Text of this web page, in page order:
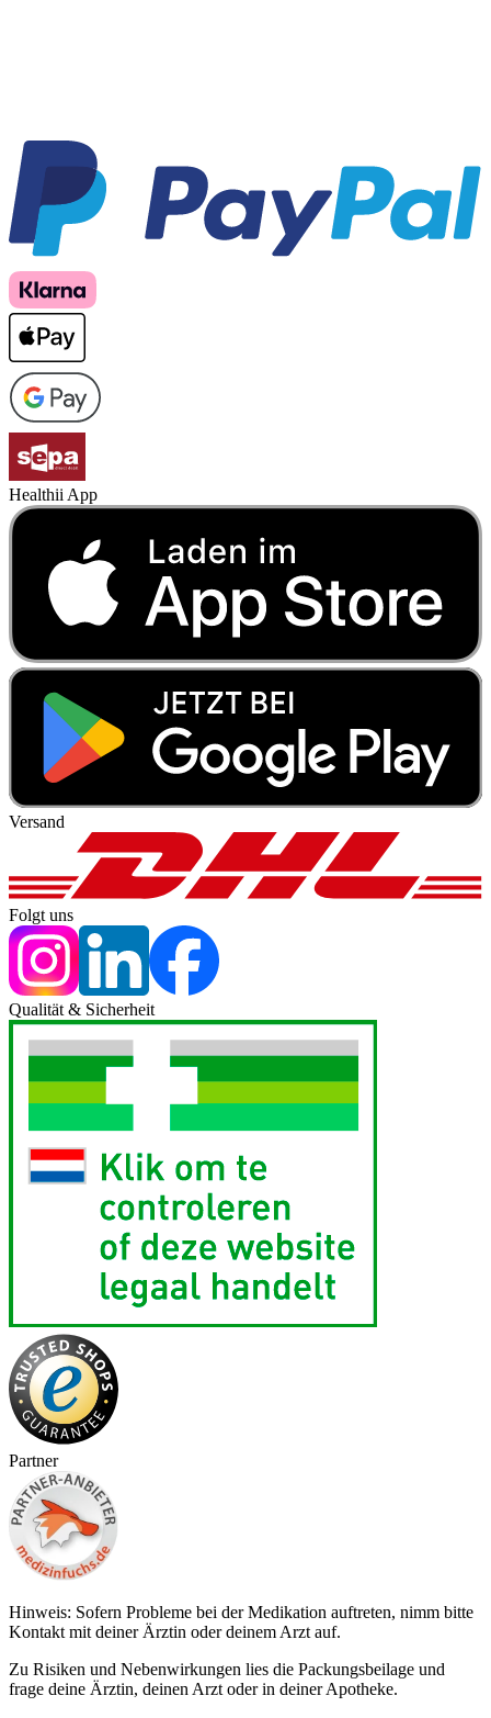
Healthii App
Versand
Folgt uns
Qualität & Sicherheit
Partner
Hinweis: Sofern Probleme bei der Medikation auftreten, nimm bitte
Kontakt mit deiner Ärztin oder deinem Arzt auf.
Zu Risiken und Nebenwirkungen lies die Packungsbeilage und
frage deine Ärztin, deinen Arzt oder in deiner Apotheke.